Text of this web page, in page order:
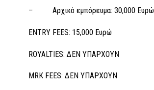
– Αρχικό εμπόρευμα: 30,000 Ευρώ
ENTRY FEES: 15,000 Ευρώ
ROYALTIES: ΔΕΝ ΥΠΑΡΧΟΥΝ
MRK FEES: ΔΕΝ ΥΠΑΡΧΟΥΝ